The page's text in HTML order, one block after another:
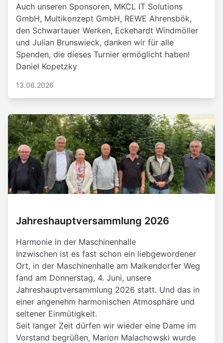
Auch unseren Sponsoren, MKCL IT Solutions
GmbH, Multikonzept GmbH, REWE Ahrensbök,
den Schwartauer Werken, Eckehardt Windmöller
und Julian Brunswieck, danken wir für alle
Spenden, die dieses Turnier ermöglicht haben!
Daniel Kopetzky
13.06.2026
Jahreshauptversammlung 2026
Harmonie in der Maschinenhalle
Inzwischen ist es fast schon ein liebgewordener
Ort, in der Maschinenhalle am Malkendorfer Weg
fand am Donnerstag, 4. Juni, unsere
Jahreshauptversammlung 2026 statt. Und das in
einer angenehm harmonischen Atmosphäre und
seltener Einmütigkeit.
Seit langer Zeit dürfen wir wieder eine Dame im
Vorstand begrüßen, Marion Malachowski wurde